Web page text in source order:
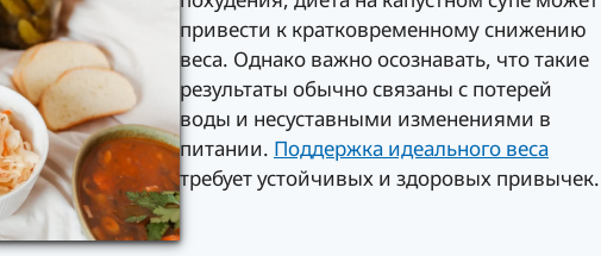
привести к кратковременному снижению
веса. Однако важно осознавать, что такие
результаты обычно связаны с потерей
воды и несуставными изменениями в
питании. Поддержка идеального веса
требует устойчивых и здоровых привычек.